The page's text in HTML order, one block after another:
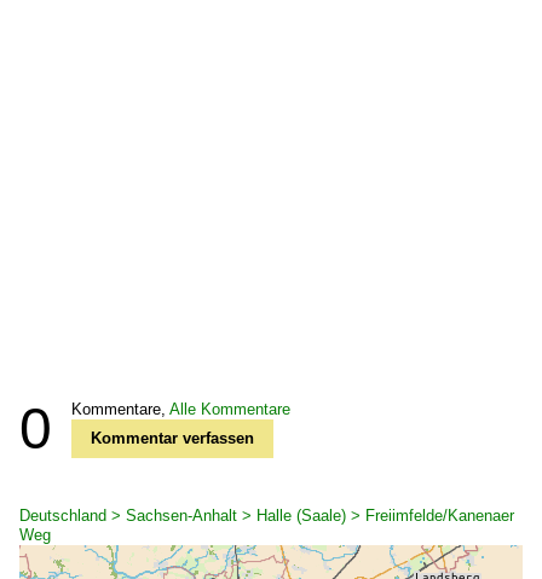
0 Kommentare, Alle Kommentare
Kommentar verfassen
Deutschland > Sachsen-Anhalt > Halle (Saale) > Freiimfelde/Kanenaer
Weg